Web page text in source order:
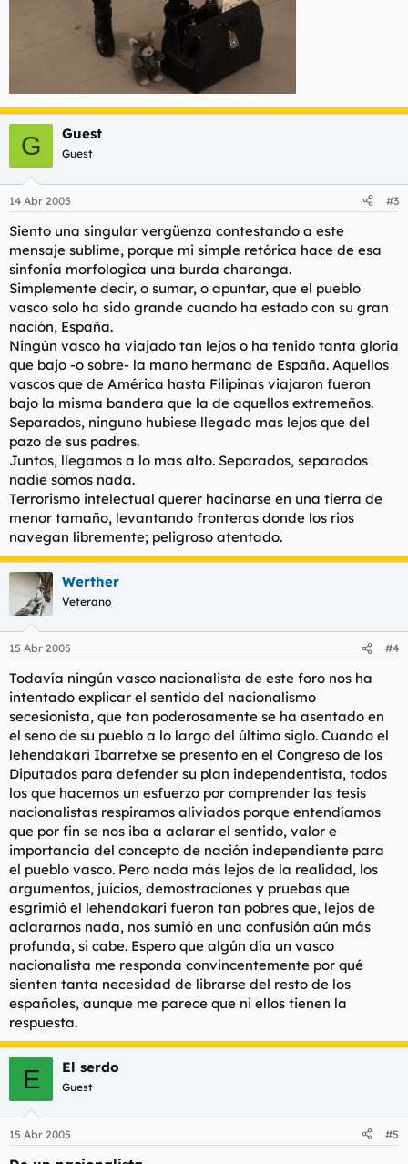
G Guest
Guest
14 Abr 2005 #3
Siento una singular vergüenza contestando a este
mensaje sublime, porque mi simple retórica hace de esa
sinfonía morfologica una burda charanga.
Simplemente decir, o sumar, o apuntar, que el pueblo
vasco solo ha sido grande cuando ha estado con su gran
nación, España.
Ningún vasco ha viajado tan lejos o ha tenido tanta gloria
que bajo -o sobre- la mano hermana de España. Aquellos
vascos que de América hasta Filipinas viajaron fueron
bajo la misma bandera que la de aquellos extremeños.
Separados, ninguno hubiese llegado mas lejos que del
pazo de sus padres.
Juntos, llegamos a lo mas alto. Separados, separados
nadie somos nada.
Terrorismo intelectual querer hacinarse en una tierra de
menor tamaño, levantando fronteras donde los rios
navegan libremente; peligroso atentado.
Werther
Veterano
15 Abr 2005 #4
Todavía ningún vasco nacionalista de este foro nos ha
intentado explicar el sentido del nacionalismo
secesionista, que tan poderosamente se ha asentado en
el seno de su pueblo a lo largo del último siglo. Cuando el
lehendakari Ibarretxe se presento en el Congreso de los
Diputados para defender su plan independentista, todos
los que hacemos un esfuerzo por comprender las tesis
nacionalistas respiramos aliviados porque entendíamos
que por fin se nos iba a aclarar el sentido, valor e
importancia del concepto de nación independiente para
el pueblo vasco. Pero nada más lejos de la realidad, los
argumentos, juicios, demostraciones y pruebas que
esgrimió el lehendakari fueron tan pobres que, lejos de
aclararnos nada, nos sumió en una confusión aún más
profunda, si cabe. Espero que algún día un vasco
nacionalista me responda convincentemente por qué
sienten tanta necesidad de librarse del resto de los
españoles, aunque me parece que ni ellos tienen la
respuesta.
E El serdo
Guest
15 Abr 2005 #5